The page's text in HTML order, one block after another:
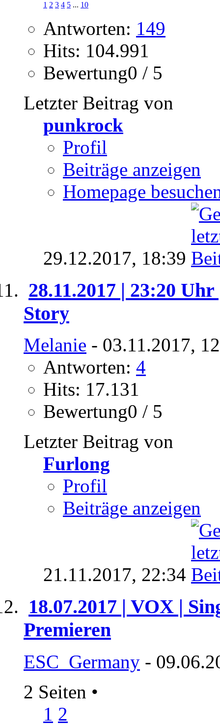
1 2 3 4 5 ... 10
Antworten: 149
Hits: 104.991
Bewertung0 / 5
Letzter Beitrag von
punkrock
Profil
Beiträge anzeigen
Homepage
29.12.2017, 18:39
28.11.2017 | 23:20
Story
Melanie - 03.11.2017,
Antworten: 4
Hits: 17.131
Bewertung0 / 5
Letzter Beitrag von
Furlong
Profil
Beiträge anzeigen
21.11.2017, 22:34
18.07.2017 | VOX |
Premieren
ESC_Germany -
2 Seiten •
1 2